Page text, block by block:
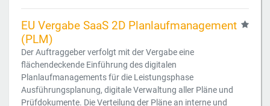
EU Vergabe SaaS 2D Planlaufmanagement
(PLM)
Der Auftraggeber verfolgt mit der Vergabe eine
flächendeckende Einführung des digitalen
Planlaufmanagements für die Leistungsphase
Ausführungsplanung, digitale Verwaltung aller Pläne und
Prüfdokumente. Die Verteilung der Pläne an interne und